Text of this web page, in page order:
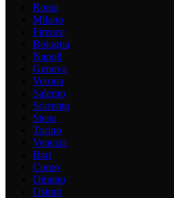
Roma
Milano
Firenze
Bologna
Napoli
Genova
Verona
Salerno
Sorrento
Siena
Torino
Venezia
Bari
Como
Otranto
Ostuni